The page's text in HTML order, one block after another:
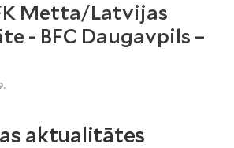
Metta/Latvijas
- BFC Daugavpils –
aktualitātes